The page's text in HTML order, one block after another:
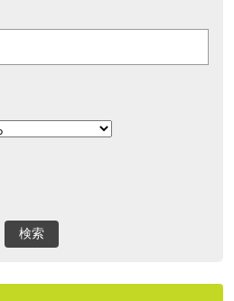
検索